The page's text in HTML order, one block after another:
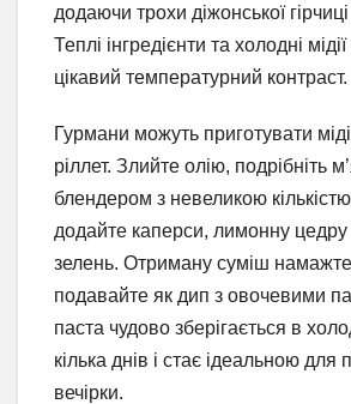
додаючи трохи діжонської
Теплі інгредієнти та холодні
цікавий температурний контраст.
Гурмани можуть приготувати
ріллет. Злийте олію, подрібніть
блендером з невеликою кількістю
додайте каперси, лимонну цедру
зелень. Отриману суміш намажте
подавайте як дип з овочевими
паста чудово зберігається в
кілька днів і стає ідеальною для
вечірки.